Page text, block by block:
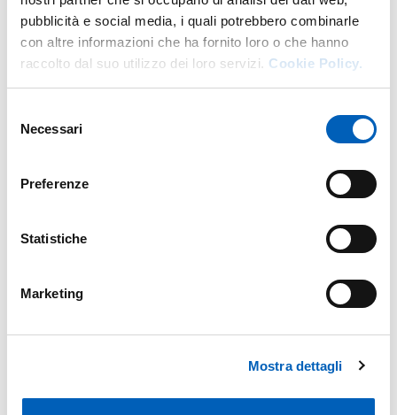
pubblicità e social media, i quali potrebbero combinarle
con altre informazioni che ha fornito loro o che hanno
raccolto dal suo utilizzo dei loro servizi. Cookie Policy.
delNecessari
Preferenze
Statistiche
Marketing
Mostra dettagli
−